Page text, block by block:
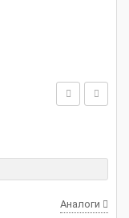
Аналоги